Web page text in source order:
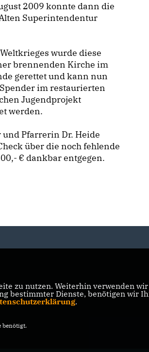
2009 konnte dann die
Superintendentur
wurde diese
brennenden Kirche im
gerettet und kann nun
im restaurierten
Jugendprojekt
werden.
Pfarrerin Dr. Heide
über die noch fehlende
€ dankbar entgegen.
zu nutzen. Weiterhin verwenden
bestimmter Dienste, benötigen wir
.
benötigt.